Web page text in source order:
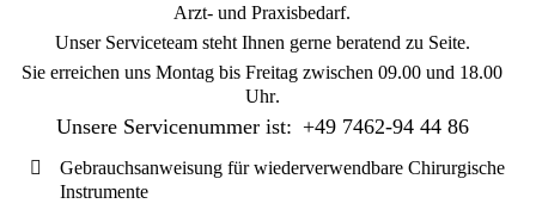
Arzt- und Praxisbedarf.
Unser Serviceteam steht Ihnen gerne beratend zu Seite.
Sie erreichen uns Montag bis Freitag zwischen 09.00 und 18.00
Uhr.
Unsere Servicenummer ist: +49 7462-94 44 86
Gebrauchsanweisung für wiederverwendbare Chirurgische
Instrumente